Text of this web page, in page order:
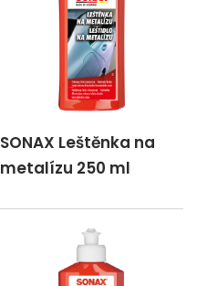
SONAX Leštěnka na
metalízu 250 ml